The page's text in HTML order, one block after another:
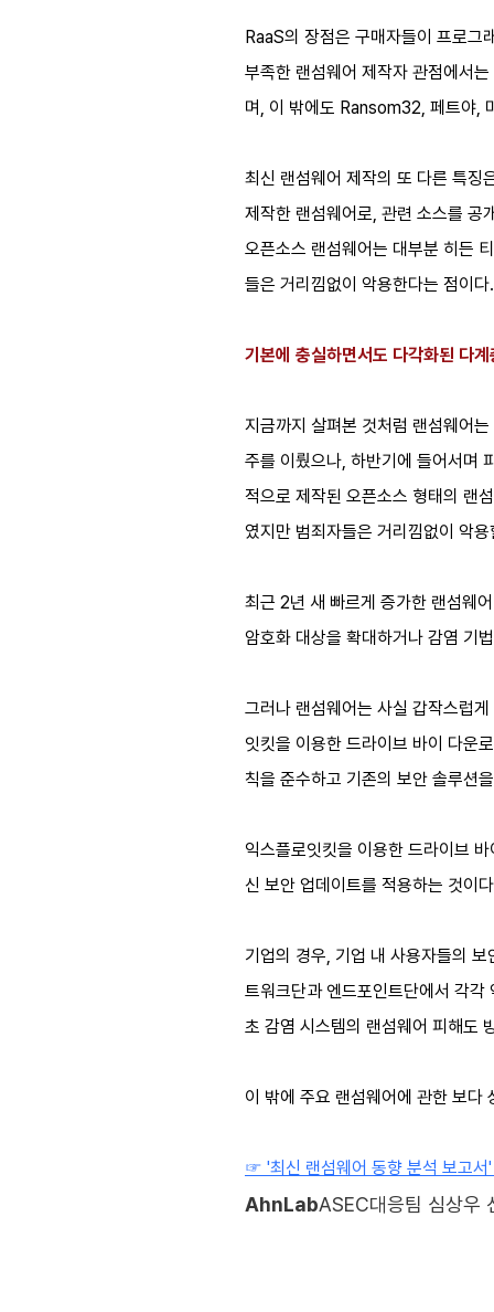
RaaS의 장점은 구매자들이 프로그
부족한 랜섬웨어 제작자 관점에서
며, 이 밖에도 Ransom32, 페트야
최신 랜섬웨어 제작의 또 다른 특징
제작한 랜섬웨어로, 관련 소스를
오픈소스 랜섬웨어는 대부분 히든
들은 거리낌없이 악용한다는 점이
기본에 충실하면서도 다각화된 다
지금까지 살펴본 것처럼 랜섬웨어
주를 이뤘으나, 하반기에 들어서며
적으로 제작된 오픈소스 형태의 랜
였지만 범죄자들은 거리낌없이 악
최근 2년 새 빠르게 증가한 랜섬웨
암호화 대상을 확대하거나 감염 기
그러나 랜섬웨어는 사실 갑작스럽
잇킷을 이용한 드라이브 바이 다운
칙을 준수하고 기존의 보안 솔루션
익스플로잇킷을 이용한 드라이브
신 보안 업데이트를 적용하는 것이
기업의 경우, 기업 내 사용자들의
트워크단과 엔드포인트단에서 각
초 감염 시스템의 랜섬웨어 피해도
이 밖에 주요 랜섬웨어에 관한 보다
☞ '최신 랜섬웨어 동향 분석 보고
AhnLabASEC대응팀 심상우